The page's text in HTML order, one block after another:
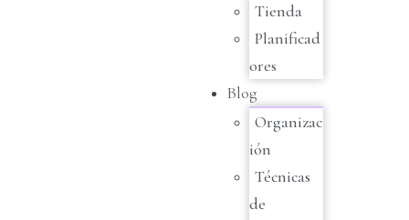
Tienda
Planificad
ores
Blog
Organizac
ión
Técnicas
de